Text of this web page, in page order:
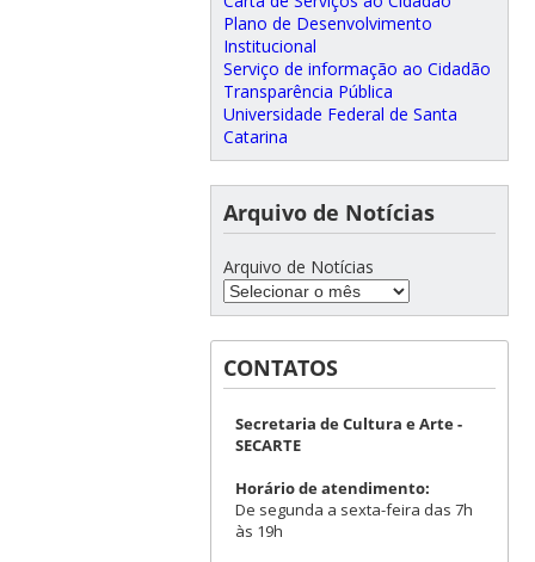
Plano de Desenvolvimento
Institucional
Serviço de informação ao Cidadão
Transparência Pública
Universidade Federal de Santa
Catarina
Arquivo de Notícias
Arquivo de Notícias
CONTATOS
Secretaria de Cultura e Arte -
SECARTE
Horário de atendimento:
De segunda a sexta-feira das 7h
às 19h